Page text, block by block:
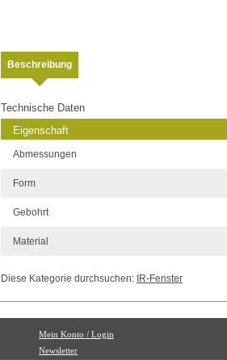
Beschreibung
Technische Daten
Eigenschaft
Abmessungen
Form
Gebohrt
Material
Diese Kategorie durchsuchen: IR-Fenster
Mein Konto / Login
Newsletter